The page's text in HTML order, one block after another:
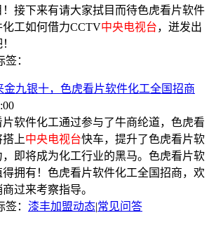
接下来有请大家拭目而待色虎看片软件
工如何借力CCTV中央电视台，迸发出
签：
九银十，色虎看片软件化工全国招商
软件化工通过参与了牛商纶道，色虎看
上中央电视台快车，提升了色虎看片软
即将成为化工行业的黑马。色虎看片软
拥有！色虎看片软件化工全国招商，欢
过来考察指导。
签： 漆丰加盟动态|常见问答